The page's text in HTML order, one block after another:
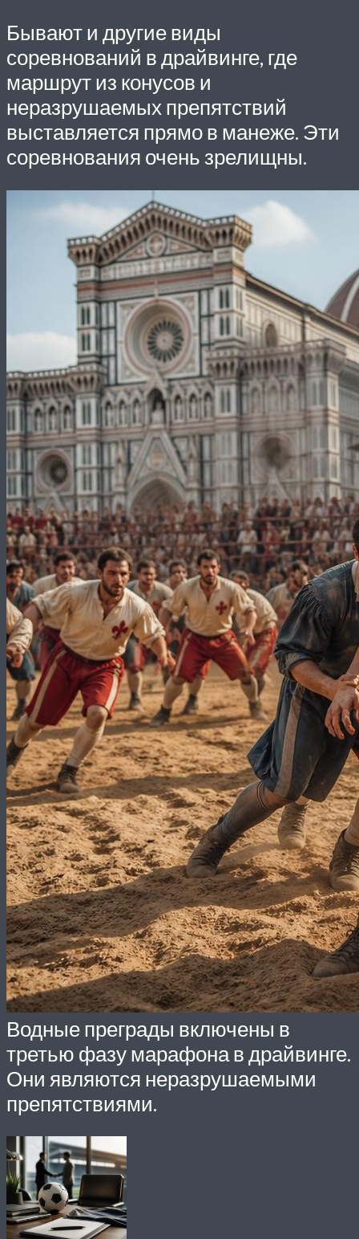
Бывают и другие виды
соревнований в драйвинге, где
маршрут из конусов и
неразрушаемых препятствий
выставляется прямо в манеже. Эти
соревнования очень зрелищны.
Водные преграды включены в
третью фазу марафона в драйвинге.
Они являются неразрушаемыми
препятствиями.